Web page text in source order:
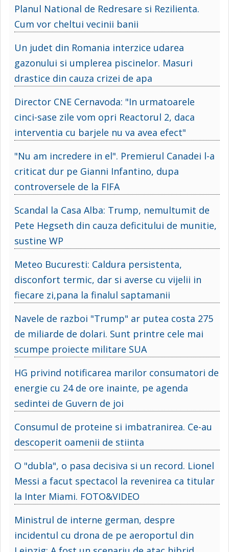
Planul National de Redresare si Rezilienta.
Cum vor cheltui vecinii banii
Un judet din Romania interzice udarea
gazonului si umplerea piscinelor. Masuri
drastice din cauza crizei de apa
Director CNE Cernavoda: "In urmatoarele
cinci-sase zile vom opri Reactorul 2, daca
interventia cu barjele nu va avea efect"
"Nu am incredere in el". Premierul Canadei l-a
criticat dur pe Gianni Infantino, dupa
controversele de la FIFA
Scandal la Casa Alba: Trump, nemultumit de
Pete Hegseth din cauza deficitului de munitie,
sustine WP
Meteo Bucuresti: Caldura persistenta,
disconfort termic, dar si averse cu vijelii in
fiecare zi,pana la finalul saptamanii
Navele de razboi "Trump" ar putea costa 275
de miliarde de dolari. Sunt printre cele mai
scumpe proiecte militare SUA
HG privind notificarea marilor consumatori de
energie cu 24 de ore inainte, pe agenda
sedintei de Guvern de joi
Consumul de proteine si imbatranirea. Ce-au
descoperit oamenii de stiinta
O "dubla", o pasa decisiva si un record. Lionel
Messi a facut spectacol la revenirea ca titular
la Inter Miami. FOTO&VIDEO
Ministrul de interne german, despre
incidentul cu drona de pe aeroportul din